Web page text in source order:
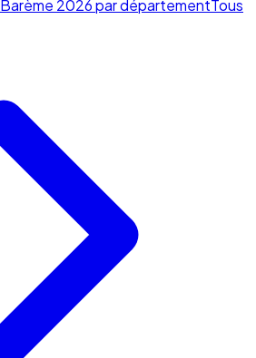
Barème 2026 par départementTous